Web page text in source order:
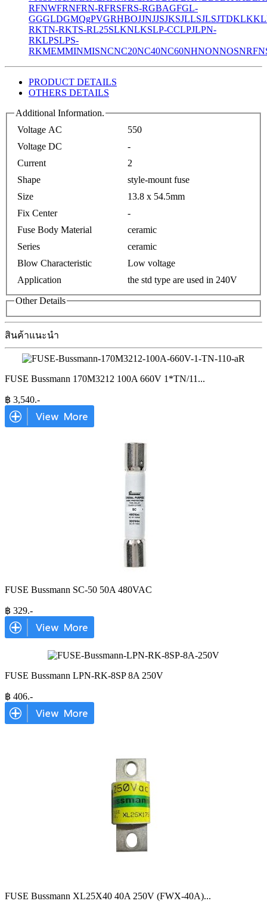
RFNWFRNFRN-RFRSFRS-RGBAGFGL-
GGGLDGMQgPVGRHBOJJNJJSJKSJLLSJLSJTDKLK
RKTN-RKTS-RL25SLKNLKSLP-CCLPJLPN-
RKLPSLPS-
RKMEMMINMISNCNC20NC40NC60NHNONNOSNRF
PRODUCT DETAILS
OTHERS DETAILS
Additional Information.
Voltage AC
550
Voltage DC
-
Current
2
Shape
style-mount fuse
Size
13.8 x 54.5mm
Fix Center
-
Fuse Body Material
ceramic
Series
ceramic
Blow Characteristic
Low voltage
Application
the std type are used in 240V
Other Details
สินค้าแนะนำ
FUSE Bussmann 170M3212 100A 660V 1*TN/11 ...
฿ 3,540.-
FUSE Bussmann SC-50 50A 480VAC
฿ 329.-
FUSE Bussmann LPN-RK-8SP 8A 250V
฿ 406.-
FUSE Bussmann XL25X40 40A 250V (FWX-40A)...